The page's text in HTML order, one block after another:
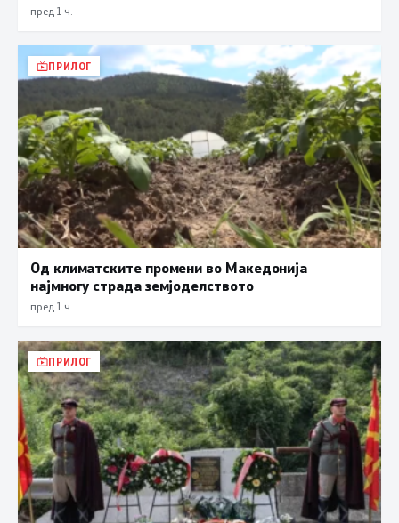
пред 1 ч.
ПРИЛОГ
Од климатските промени во Македонија
најмногу страда земјоделството
пред 1 ч.
ПРИЛОГ